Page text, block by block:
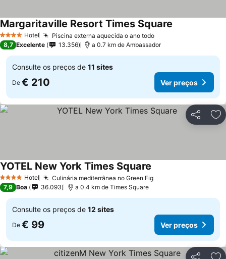
4 EstrelasHotel Piscina externa aquecida o ano todo
Margaritaville Resort Times Square
8,7 Excelente 13.356 a 0.7 km de Ambassador
Consulte os preços de 11 sites
De € 210 Ver preços
Partilhar
4 EstrelasHotel Culinária mediterrânea no Green Fig
YOTEL New York Times Square
7,9 Boa 36.093 a 0.4 km de Times Square
Consulte os preços de 12 sites
De € 99 Ver preços